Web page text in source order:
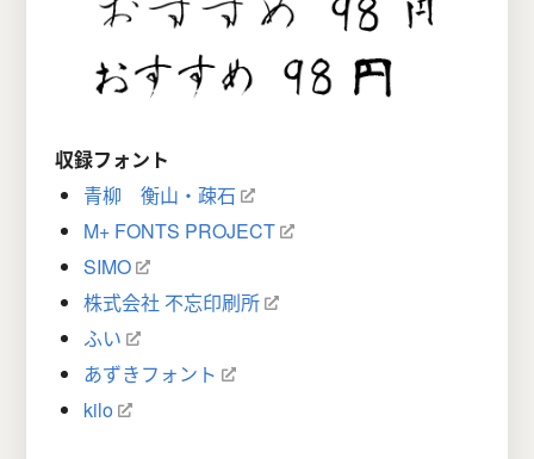
収録フォント
青柳 衡山・疎石
M+ FONTS PROJECT
SIMO
株式会社 不忘印刷所
ふい
あずきフォント
kilo